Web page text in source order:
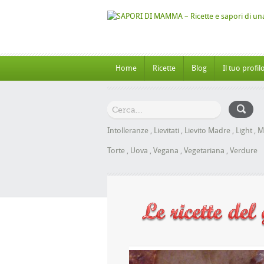
Home Ricette Blog Il tuo profilo
Intolleranze , Lievitati , Lievito Madre , Light ,
Torte , Uova , Vegana , Vegetariana , Verdure
al Miele senza